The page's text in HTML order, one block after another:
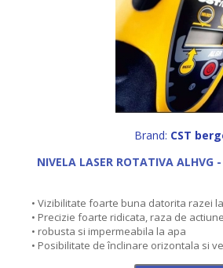
Brand: CST
NIVELA LASER ROTATIVA ALHVG -
• Vizibilitate foarte buna datorita razei
• Precizie foarte ridicata, raza de
• robusta si impermeabila la apa
• Posibilitate de înclinare orizontala si